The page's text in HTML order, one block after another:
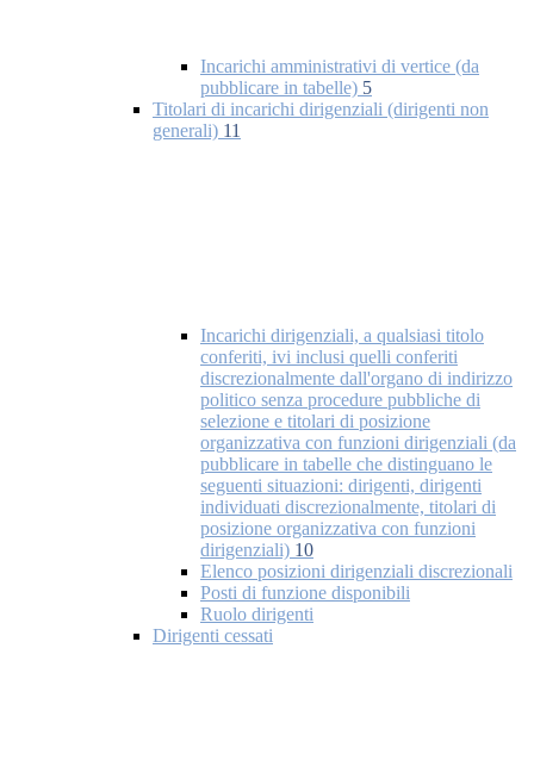
Incarichi amministrativi di vertice (da
pubblicare in tabelle) 5
Titolari di incarichi dirigenziali (dirigenti non
generali) 11
Incarichi dirigenziali, a qualsiasi titolo
conferiti, ivi inclusi quelli conferiti
discrezionalmente dall'organo di indirizzo
politico senza procedure pubbliche di
selezione e titolari di posizione
organizzativa con funzioni dirigenziali (da
pubblicare in tabelle che distinguano le
seguenti situazioni: dirigenti, dirigenti
individuati discrezionalmente, titolari di
posizione organizzativa con funzioni
dirigenziali) 10
Elenco posizioni dirigenziali discrezionali
Posti di funzione disponibili
Ruolo dirigenti
Dirigenti cessati